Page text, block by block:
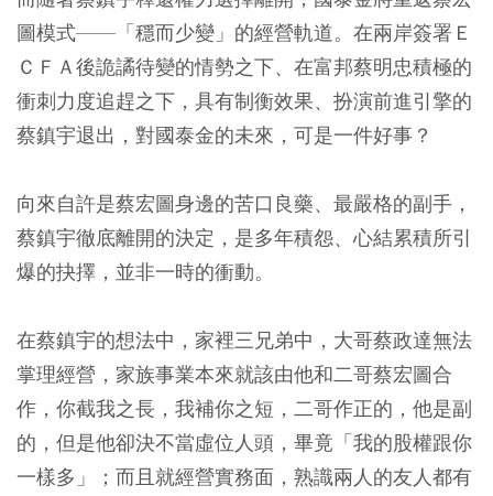
圖模式——「穩而少變」的經營軌道。在兩岸簽署Ｅ
ＣＦＡ後詭譎待變的情勢之下、在富邦蔡明忠積極的
衝刺力度追趕之下，具有制衡效果、扮演前進引擎的
蔡鎮宇退出，對國泰金的未來，可是一件好事？
向來自許是蔡宏圖身邊的苦口良藥、最嚴格的副手，
蔡鎮宇徹底離開的決定，是多年積怨、心結累積所引
爆的抉擇，並非一時的衝動。
在蔡鎮宇的想法中，家裡三兄弟中，大哥蔡政達無法
掌理經營，家族事業本來就該由他和二哥蔡宏圖合
作，你截我之長，我補你之短，二哥作正的，他是副
的，但是他卻決不當虛位人頭，畢竟「我的股權跟你
一樣多」；而且就經營實務面，熟識兩人的友人都有